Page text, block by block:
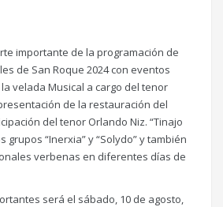
importante de la programación de
de San Roque 2024 con eventos
velada Musical a cargo del tenor
de la restauración del
del tenor Orlando Niz. “Tinajo
grupos “Inerxia” y “Solydo” y también
verbenas en diferentes días de
será el sábado, 10 de agosto,